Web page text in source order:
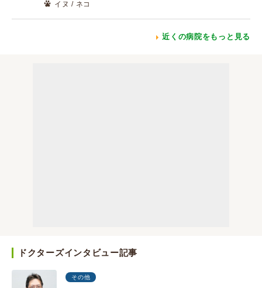
イヌ / ネコ
近くの病院をもっと見る
ドクターズインタビュー記事
その他